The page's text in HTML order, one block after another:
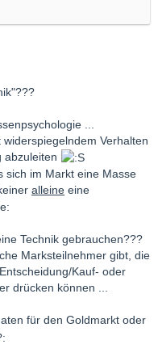
...
Verhalten
abzuleiten
sich im Markt eine Masse
alleine eine
Technik gebrauchen???
Marksteilnehmer gibt, die
Kauf- oder
drücken können ...
für den Goldmarkt oder